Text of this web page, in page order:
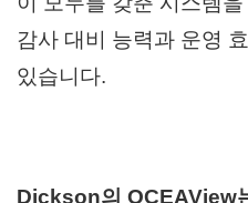
감사 대비 능력과 운영
있습니다.
Dickson의 OCEAView